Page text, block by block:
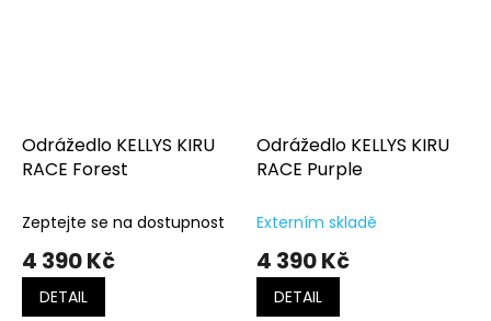
Odrážedlo KELLYS KIRU
RACE Forest
Zeptejte se na dostupnost
4 390 Kč
DETAIL
Odrážedlo KELLYS KIRU
RACE Purple
Externím skladě
4 390 Kč
DETAIL